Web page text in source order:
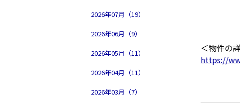
2026年07月（19）
2026年06月（9）
2026年05月（11）
2026年04月（11）
2026年03月（7）
＜物件の
https://